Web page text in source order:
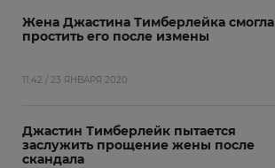
Жена Джастина Тимберлейка смогла
простить его после измены
11:42 / 23 ЯНВАРЯ 2020
Джастин Тимберлейк пытается
заслужить прощение жены после
скандала